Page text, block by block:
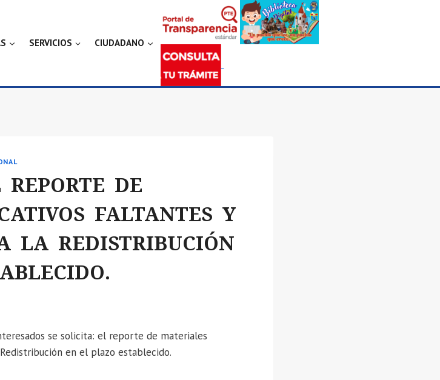
SERVICIOS CIUDADANO
DE
FALTANTES Y
LA REDISTRIBUCIÓN
se solicita: el reporte de materiales
en el plazo establecido.